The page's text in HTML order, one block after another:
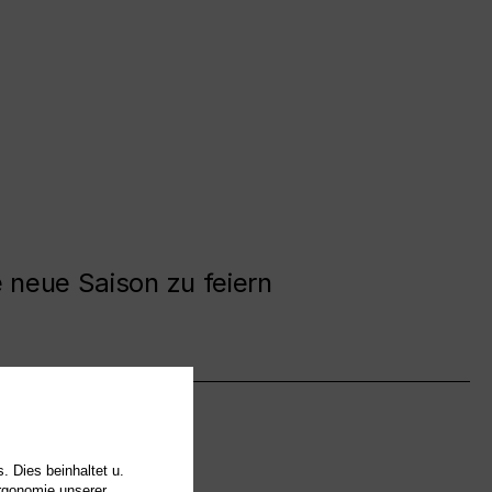
Saison zu feiern
Dies beinhaltet u.